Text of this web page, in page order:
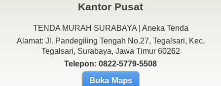
Kantor Pusat
TENDA MURAH SURABAYA | Aneka Tenda
Alamat: Jl. Pandegiling Tengah No.27, Tegalsari, Kec.
Tegalsari, Surabaya, Jawa Timur 60262
Telepon: 0822-5779-5508
Buka Maps